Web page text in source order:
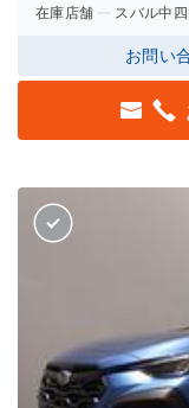
在庫店舗 スバル中
お問い